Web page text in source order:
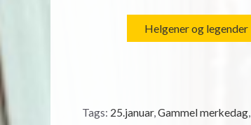
Helgener og legender
Tags: 25.januar,Gammel merkedag,